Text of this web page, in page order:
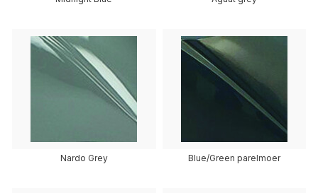
Nardo Grey Blue/Green parelmoer